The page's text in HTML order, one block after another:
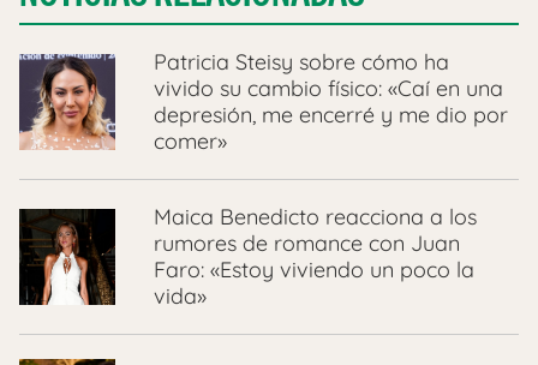
Patricia Steisy sobre cómo ha
vivido su cambio físico: «Caí en una
depresión, me encerré y me dio por
comer»
Maica Benedicto reacciona a los
rumores de romance con Juan
Faro: «Estoy viviendo un poco la
vida»